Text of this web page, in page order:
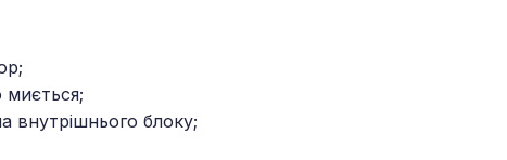
миється;
внутрішнього блоку;